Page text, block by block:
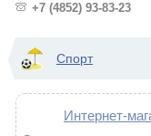
+7 (4852) 93-83-23
Спорт
Интернет-